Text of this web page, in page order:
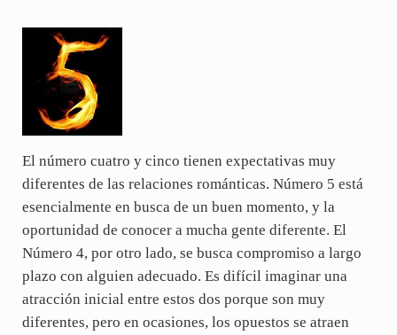
El número cuatro y cinco tienen expectativas muy
diferentes de las relaciones románticas. Número 5 está
esencialmente en busca de un buen momento, y la
oportunidad de conocer a mucha gente diferente. El
Número 4, por otro lado, se busca compromiso a largo
plazo con alguien adecuado. Es difícil imaginar una
atracción inicial entre estos dos porque son muy
diferentes, pero en ocasiones, los opuestos se atraen